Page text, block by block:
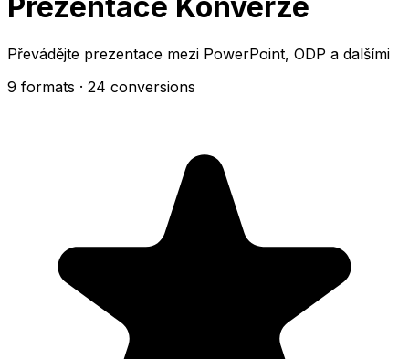
Prezentace Konverze
Převádějte prezentace mezi PowerPoint, ODP a dalšími
9 formats · 24 conversions